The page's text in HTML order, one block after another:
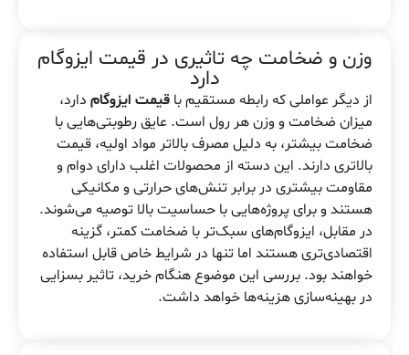
وزن و ضخامت چه تاثیری در قیمت ایزوگام
دارد
از دیگر عواملی که رابطه مستقیم با قیمت ایزوگام دارد،
میزان ضخامت و وزن هر رول است. عایق رطوبتی‌هایی با
ضخامت بیشتر، به دلیل مصرف بالاتر مواد اولیه، قیمت
بالاتری دارند. این دسته از محصولات اغلب دارای دوام و
مقاومت بیشتری در برابر تنش‌های حرارتی و مکانیکی
هستند و برای پروژه‌هایی با حساسیت بالا توصیه می‌شوند.
در مقابل، ایزوگام‌های سبک‌تر با ضخامت کمتر، گزینه
اقتصادی‌تری هستند اما تنها در شرایط خاص قابل استفاده
خواهند بود. بررسی این موضوع هنگام خرید، تاثیر بسزایی
در بهینه‌سازی هزینه‌ها خواهد داشت.